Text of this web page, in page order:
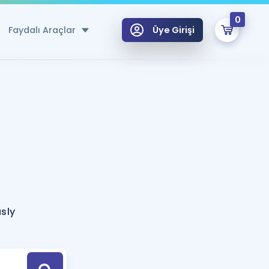
Faydalı Araçlar
Hesaplama Aracı
için Öneriler
Tek Takvimde
Üye Girişi
0
Hoca ile seni sınava hazırlayacak onlarca eğitim seni bekliyor!